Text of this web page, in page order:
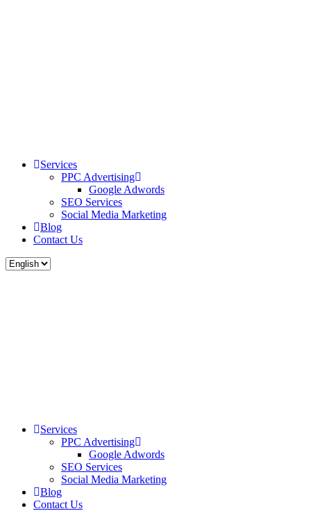
Services
PPC Advertising
Google Adwords
SEO Services
Social Media Marketing
Blog
Contact Us
Services
PPC Advertising
Google Adwords
SEO Services
Social Media Marketing
Blog
Contact Us